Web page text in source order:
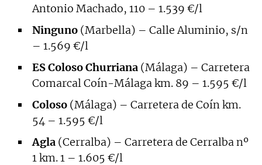
Antonio Machado, 110 – 1.539 €/l
Ninguno (Marbella) – Calle Aluminio, s/n
– 1.569 €/l
ES Coloso Churriana (Málaga) – Carretera
Comarcal Coín-Málaga km. 89 – 1.595 €/l
Coloso (Málaga) – Carretera de Coín km.
54 – 1.595 €/l
Agla (Cerralba) – Carretera de Cerralba nº
1 km. 1 – 1.605 €/l